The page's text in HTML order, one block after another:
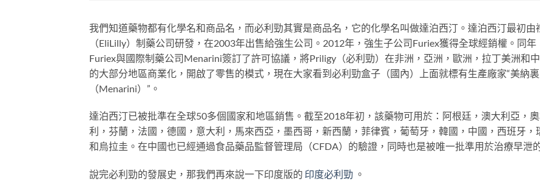
我們知道藥物都有化學名和商品名，而必利勁其實是商品名，它的化學名叫做達泊西汀。達泊西汀最初由
（EliLilly）制藥公司研發，在2003年出售給強生公司。2012年，強生子公司Furiex獲得全球經銷權。同年
Furiex與國際制藥公司Menarini簽訂了許可協議，將Priligy（必利勁）在非洲，亞洲，歐洲，拉丁美洲和
的大部分地區商業化，開啟了零售的模式，現在大家看到必利勁盒子（國內）上面就標有生產廠家“美納
（Menarini）”。
達泊西汀已被批準在全球50多個國家和地區銷售。截至2018年初，該藥物可用於：阿根廷，澳大利亞，
利，芬蘭，法國，德國，意大利，馬來西亞，墨西哥，新西蘭，菲律賓，葡萄牙，韓國，中國，西班牙，
和烏拉圭。在中國也已經通過食品藥品監督管理局（CFDA）的驗證，同時也是被唯一批準用於治療早泄
說完必利勁的發展史，那我們再來說一下印度版的 印度必利勁 。